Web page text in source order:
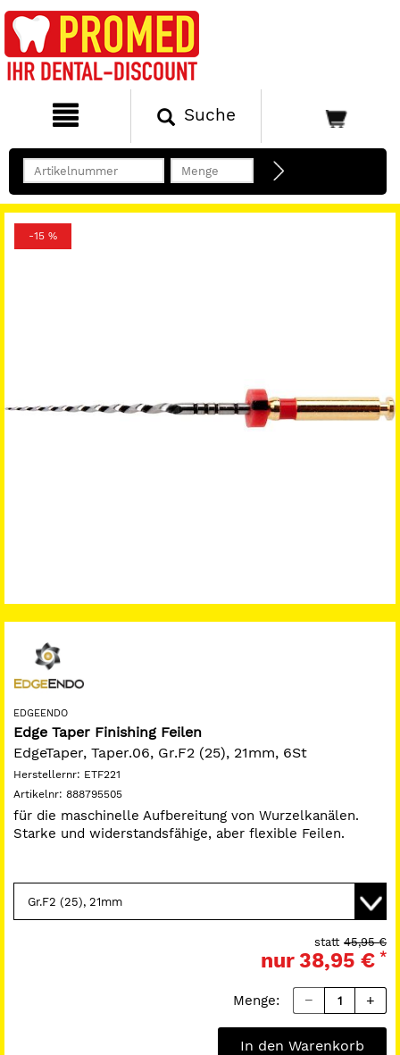
Suche
-15 %
EDGEENDO
Edge Taper Finishing Feilen
EdgeTaper, Taper.06, Gr.F2 (25), 21mm, 6St
Herstellernr: ETF221
Artikelnr: 888795505
für die maschinelle Aufbereitung von Wurzelkanälen.
Starke und widerstandsfähige, aber flexible Feilen.
45,95 €
statt
nur 38,95 € *
Menge:
In den Warenkorb